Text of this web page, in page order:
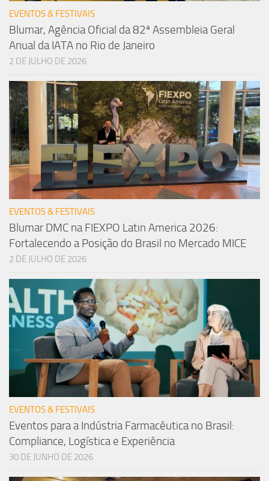
EVENTOS & FESTIVAIS
Blumar, Agência Oficial da 82ª Assembleia Geral
Anual da IATA no Rio de Janeiro
2 DE JULHO DE 2026
EVENTOS & FESTIVAIS
Blumar DMC na FIEXPO Latin America 2026:
Fortalecendo a Posição do Brasil no Mercado MICE
2 DE JULHO DE 2026
EVENTOS & FESTIVAIS
Eventos para a Indústria Farmacêutica no Brasil:
Compliance, Logística e Experiência
30 DE JUNHO DE 2026